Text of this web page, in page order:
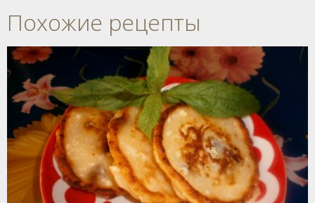
Похожие рецепты